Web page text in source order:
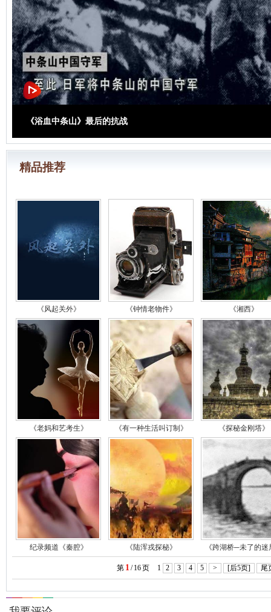
《浴血中条山》最后的抗战
精品推荐
《风起关外》 《钟情老物件》 《湘西》
《老妈和艺考生》 《有一种生活叫订制》 《探秘金刚塔》
纪录频道《秦腔》 《陆浑戎探秘》 《跨湖桥─未了的迷
第 1 / 16页 1 2 3 4 5 > [后5页] 尾